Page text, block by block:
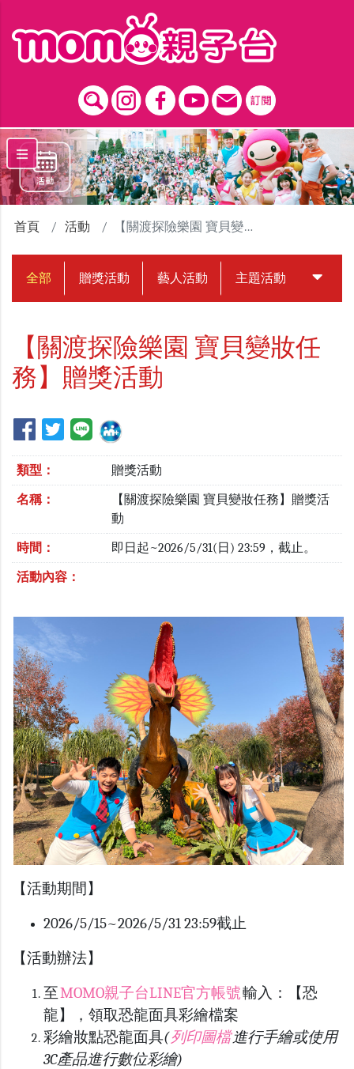
首頁 活動 【關渡探險樂園 寶貝變妝任務】贈獎活動
全部 贈獎活動 藝人活動 主題活動 中獎名
【關渡探險樂園 寶貝變妝任
務】贈獎活動
類型： 贈獎活動
名稱：
【關渡探險樂園 寶貝變妝任務】贈獎活
動
時間： 即日起~2026/5/31(日) 23:59，截止。
活動內容：
【活動期間】
2026/5/15~2026/5/31 23:59截止
【活動辦法】
至MOMO親子台LINE官方帳號輸入：【恐
龍】，領取恐龍面具彩繪檔案
彩繪妝點恐龍面具(列印圖檔進行手繪或使用
3C產品進行數位彩繪)